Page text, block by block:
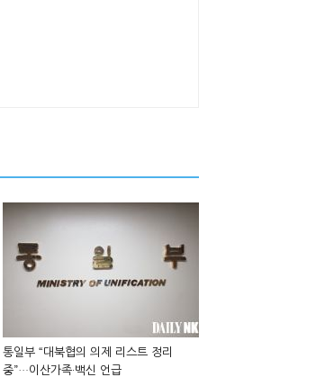
통일부 “대북협의 의제 리스트 정리
중”…이산가족·백신 언급